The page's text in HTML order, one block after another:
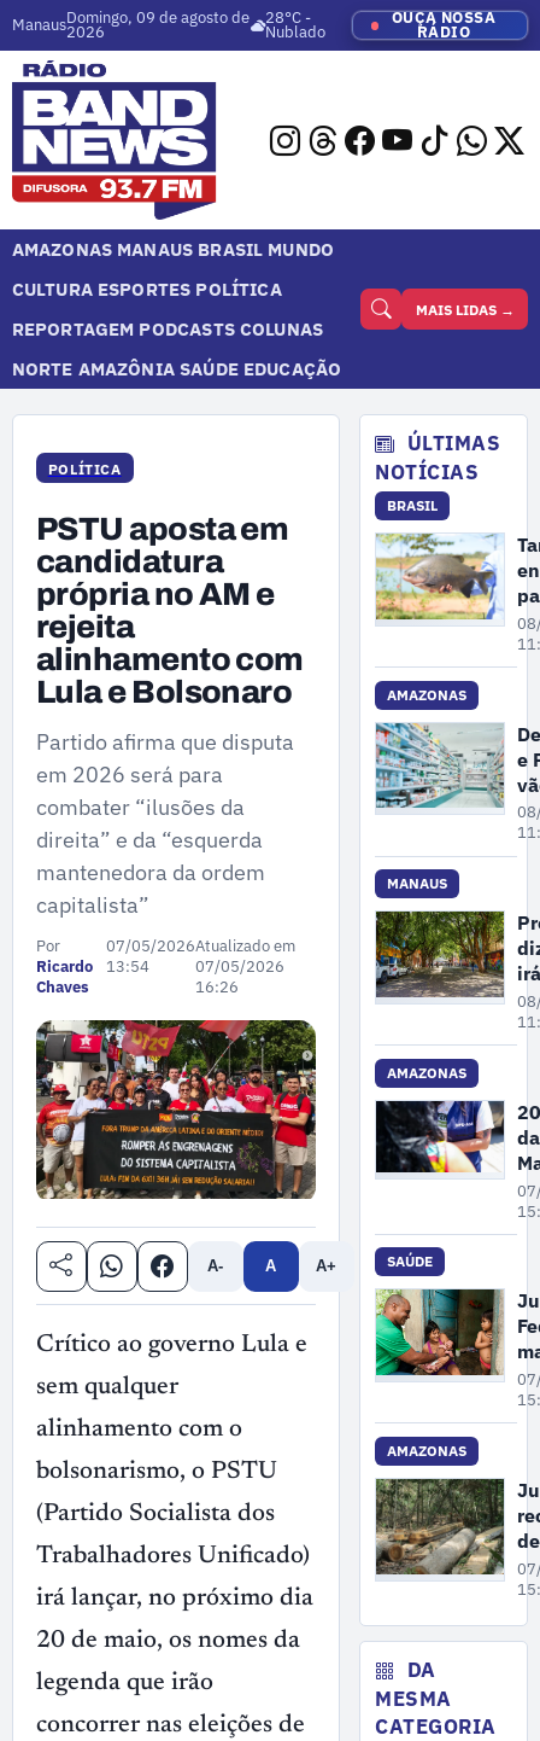
ManausDomingo, 09 de agosto de
2026
28°C -
Nublado
OUÇA NOSSA
RÁDIO
AMAZONAS MANAUS BRASIL MUNDO
CULTURA ESPORTES POLÍTICA
REPORTAGEM PODCASTS COLUNAS
NORTE AMAZÔNIA SAÚDE EDUCAÇÃO
MAIS LIDAS →
POLÍTICA
PSTU aposta em
candidatura
própria no AM e
rejeita
alinhamento com
Lula e Bolsonaro
Partido afirma que disputa
em 2026 será para
combater “ilusões da
direita” e da “esquerda
mantenedora da ordem
capitalista”
Por
Ricardo
Chaves
07/05/2026
13:54
Atualizado em
07/05/2026
16:26
A- A A+
Crítico ao governo Lula e
sem qualquer
alinhamento com o
bolsonarismo, o PSTU
(Partido Socialista dos
Trabalhadores Unificado)
irá lançar, no próximo dia
20 de maio, os nomes da
legenda que irão
concorrer nas eleições de
ÚLTIMAS
NOTÍCIAS
BRASIL
de
do
AMAZONAS
e
e
MANAUS
irá
AMAZONAS
de
SAÚDE
à
AMAZONAS
de
DA
MESMA
CATEGORIA